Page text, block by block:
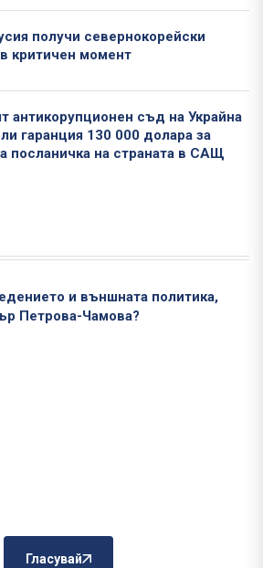
получи севернокорейски
критичен момент
антикорупционен съд на Украйна
гаранция 130 000 долара за
посланичка на страната в САЩ
и външната политика,
Петрова-Чамова?
Гласувай